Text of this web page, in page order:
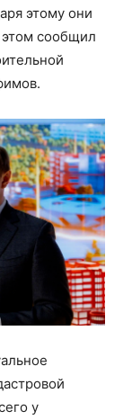
этому они
сообщил
у